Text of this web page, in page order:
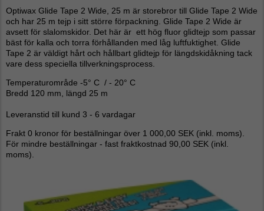
Optiwax Glide Tape 2 Wide, 25 m är storebror till Glide Tape 2 Wide
och har 25 m tejp i sitt större förpackning. Glide Tape 2 Wide är
avsett för slalomskidor. Det här är ett hög fluor glidtejp som passar
bäst för kalla och torra förhållanden med låg luftfuktighet. Glide
Tape 2 är väldigt hårt och hållbart glidtejp för längdskidåkning tack
vare dess speciella tillverkningsprocess.
Temperaturområde -5° C / - 20° C
Bredd 120 mm, längd 25 m
Leveranstid till kund 3 - 6 vardagar
Frakt 0 kronor för beställningar över 1 000,00 SEK (inkl. moms).
För mindre beställningar - fast fraktkostnad 90,00 SEK (inkl.
moms).